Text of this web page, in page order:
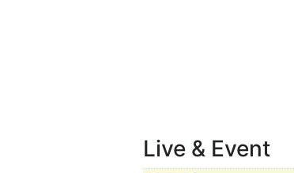
Live & Event